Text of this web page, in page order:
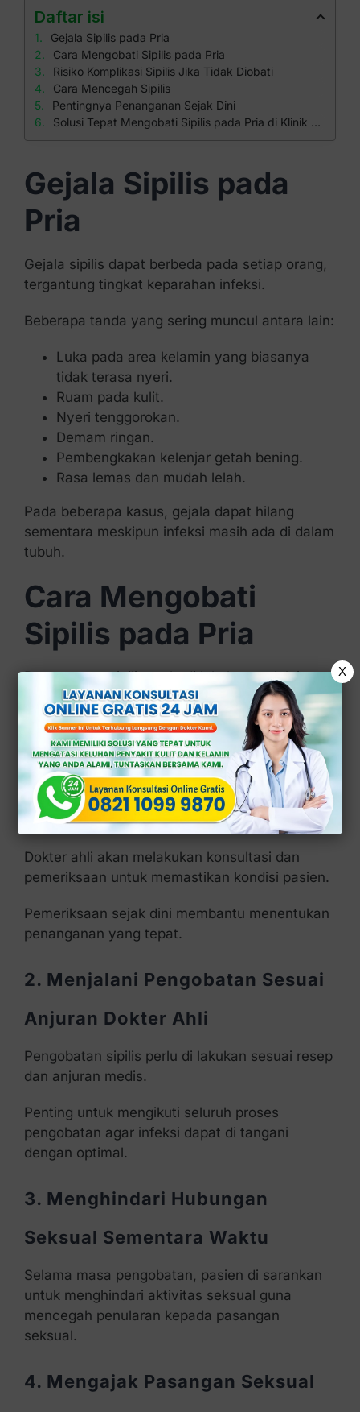
Daftar isi
Gejala Sipilis pada Pria
Cara Mengobati Sipilis pada Pria
Risiko Komplikasi Sipilis Jika Tidak Diobati
Cara Mencegah Sipilis
Pentingnya Penanganan Sejak Dini
Solusi Tepat Mengobati Sipilis pada Pria di Klinik Apollo
Gejala Sipilis pada
Pria
Gejala sipilis dapat berbeda pada setiap orang,
tergantung tingkat keparahan infeksi.
Beberapa tanda yang sering muncul antara lain:
Luka pada area kelamin yang biasanya
tidak terasa nyeri.
Ruam pada kulit.
Nyeri tenggorokan.
Demam ringan.
Pembengkakan kelenjar getah bening.
Rasa lemas dan mudah lelah.
Pada beberapa kasus, gejala dapat hilang
sementara meskipun infeksi masih ada di dalam
tubuh.
Cara Mengobati
Sipilis pada Pria
Penanganan sipilis perlu di lakukan melalui
pemeriksaan medis agar penyebab dan tingkat
infeksi dapat di ketahui dengan jelas.
Berikut beberapa langkah yang biasanya di
lakukan dalam penanganan sipilis:
1. Melakukan Pemeriksaan Medis
Dokter ahli akan melakukan konsultasi dan
pemeriksaan untuk memastikan kondisi pasien.
Pemeriksaan sejak dini membantu menentukan
penanganan yang tepat.
2. Menjalani Pengobatan Sesuai
Anjuran Dokter Ahli
Pengobatan sipilis perlu di lakukan sesuai resep
dan anjuran medis.
Penting untuk mengikuti seluruh proses
pengobatan agar infeksi dapat di tangani
dengan optimal.
3. Menghindari Hubungan
Seksual Sementara Waktu
Selama masa pengobatan, pasien di sarankan
untuk menghindari aktivitas seksual guna
mencegah penularan kepada pasangan
seksual.
4. Mengajak Pasangan Seksual
X